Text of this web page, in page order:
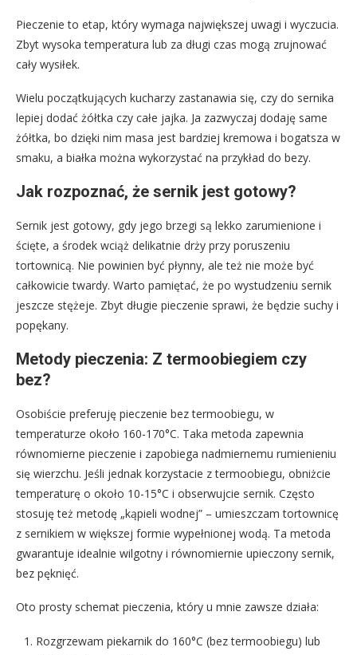
Pieczenie to etap, który wymaga największej uwagi i wyczucia.
Zbyt wysoka temperatura lub za długi czas mogą zrujnować
cały wysiłek.
Wielu początkujących kucharzy zastanawia się, czy do sernika
lepiej dodać żółtka czy całe jajka. Ja zazwyczaj dodaję same
żółtka, bo dzięki nim masa jest bardziej kremowa i bogatsza w
smaku, a białka można wykorzystać na przykład do bezy.
Jak rozpoznać, że sernik jest gotowy?
Sernik jest gotowy, gdy jego brzegi są lekko zarumienione i
ścięte, a środek wciąż delikatnie drży przy poruszeniu
tortownicą. Nie powinien być płynny, ale też nie może być
całkowicie twardy. Warto pamiętać, że po wystudzeniu sernik
jeszcze stężeje. Zbyt długie pieczenie sprawi, że będzie suchy i
popękany.
Metody pieczenia: Z termoobiegiem czy
bez?
Osobiście preferuję pieczenie bez termoobiegu, w
temperaturze około 160-170°C. Taka metoda zapewnia
równomierne pieczenie i zapobiega nadmiernemu rumienieniu
się wierzchu. Jeśli jednak korzystacie z termoobiegu, obniżcie
temperaturę o około 10-15°C i obserwujcie sernik. Często
stosuję też metodę „kąpieli wodnej” – umieszczam tortownicę
z sernikiem w większej formie wypełnionej wodą. Ta metoda
gwarantuje idealnie wilgotny i równomiernie upieczony sernik,
bez pęknięć.
Oto prosty schemat pieczenia, który u mnie zawsze działa:
Rozgrzewam piekarnik do 160°C (bez termoobiegu) lub